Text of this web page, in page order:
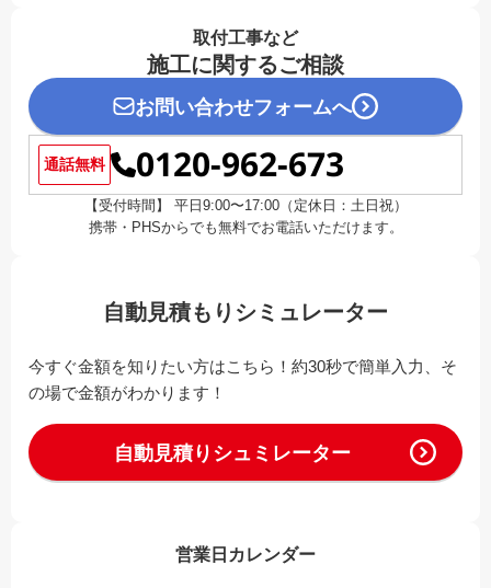
取付工事など
施工に関するご相談
お問い合わせフォームへ
通話無料 0120-962-673
【受付時間】 平日9:00〜17:00（定休日：土日祝）
携帯・PHSからでも無料でお電話いただけます。
自動見積もりシミュレーター
今すぐ金額を知りたい方はこちら！約30秒で簡単入力、そ
の場で金額がわかります！
自動見積りシュミレーター
営業日カレンダー